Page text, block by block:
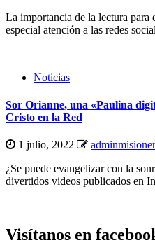
La importancia de la lectura para
especial atención a las redes
Noticias
Sor Orianne, una «Paulina
Cristo en la Red
1 julio, 2022
¿Se puede evangelizar con la
divertidos videos publicados en
Visítanos en